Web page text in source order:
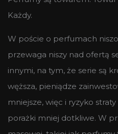
Każdy.
W poście o perfumach
przewaga niszy nad ofertą
innymi, na tym, że serie są
węższa, pieniądze
mniejsze, więc i ryzyko
porażki mniej dotkliwe. W